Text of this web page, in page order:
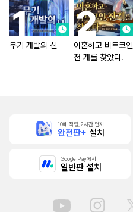
무기 개발의 신
이혼하고 비트코인
천 개를 찾았다.
10배 적립, 2시간 먼저
완전판+ 설치
Google Play에서
일반판 설치